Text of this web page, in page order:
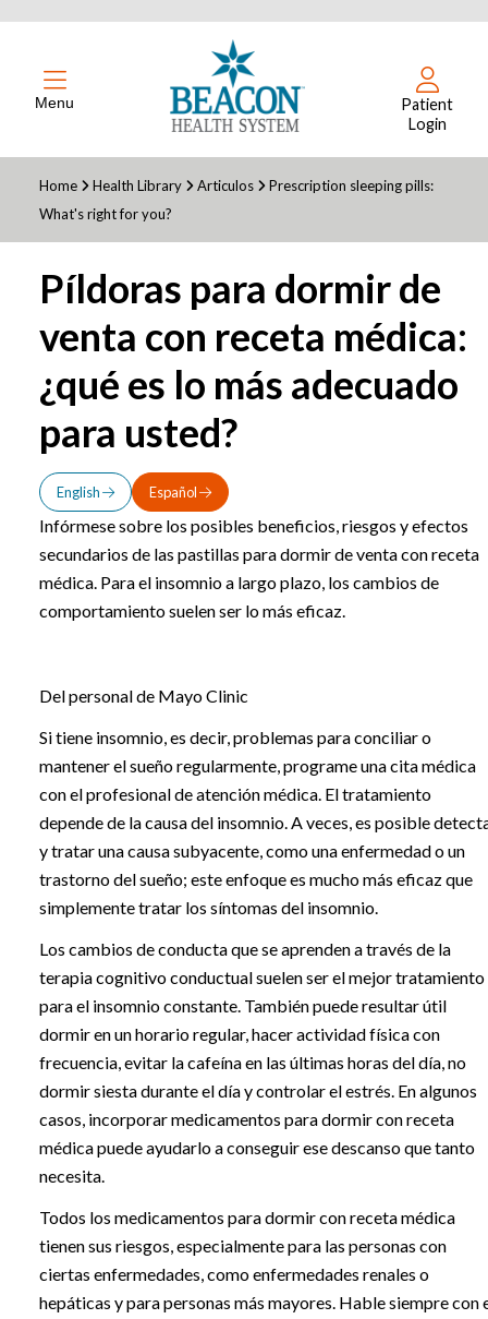
Menu
Patient
Login
Home Health Library Articulos
Prescription sleeping pills:
What's right for you?
Píldoras para dormir de
venta con receta médica:
¿qué es lo más adecuado
para usted?
English Español
Infórmese sobre los posibles beneficios, riesgos y efectos
secundarios de las pastillas para dormir de venta con receta
médica. Para el insomnio a largo plazo, los cambios de
comportamiento suelen ser lo más eficaz.
Del personal de Mayo Clinic
Si tiene insomnio, es decir, problemas para conciliar o
mantener el sueño regularmente, programe una cita médica
con el profesional de atención médica. El tratamiento
depende de la causa del insomnio. A veces, es posible
y tratar una causa subyacente, como una enfermedad o un
trastorno del sueño; este enfoque es mucho más eficaz que
simplemente tratar los síntomas del insomnio.
Los cambios de conducta que se aprenden a través de la
terapia cognitivo conductual suelen ser el mejor tratamiento
para el insomnio constante. También puede resultar útil
dormir en un horario regular, hacer actividad física con
frecuencia, evitar la cafeína en las últimas horas del día, no
dormir siesta durante el día y controlar el estrés. En algunos
casos, incorporar medicamentos para dormir con receta
médica puede ayudarlo a conseguir ese descanso que tanto
necesita.
Todos los medicamentos para dormir con receta médica
tienen sus riesgos, especialmente para las personas con
ciertas enfermedades, como enfermedades renales o
hepáticas y para personas más mayores. Hable siempre con